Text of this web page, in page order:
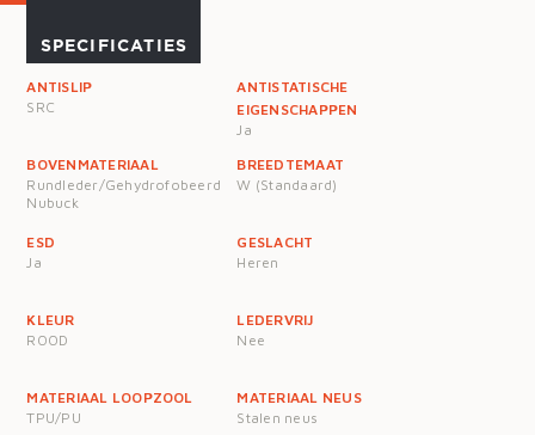
SPECIFICATIES
ANTISLIP
SRC
ANTISTATISCHE
EIGENSCHAPPEN
Ja
BOVENMATERIAAL
Rundleder/Gehydrofobeerd
Nubuck
BREEDTEMAAT
W (Standaard)
ESD
Ja
GESLACHT
Heren
KLEUR
ROOD
LEDERVRIJ
Nee
MATERIAAL LOOPZOOL
TPU/PU
MATERIAAL NEUS
Stalen neus